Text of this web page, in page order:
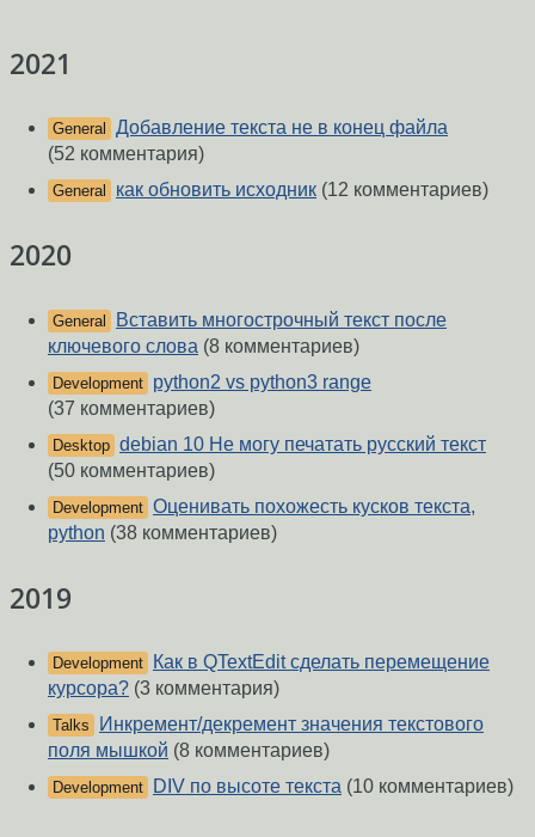
2021
General
Добавление текста не в конец файла
(52 комментария)
General как обновить исходник (12 комментариев)
2020
General
Вставить многострочный текст после
ключевого слова (8 комментариев)
Development python2 vs python3 range
(37 комментариев)
Desktop debian 10 Не могу печатать русский текст
(50 комментариев)
Development Оценивать похожесть кусков текста,
python (38 комментариев)
2019
Development
Как в QTextEdit сделать перемещение
курсора? (3 комментария)
Talks
Инкремент/декремент значения текстового
поля мышкой (8 комментариев)
Development DIV по высоте текста (10 комментариев)